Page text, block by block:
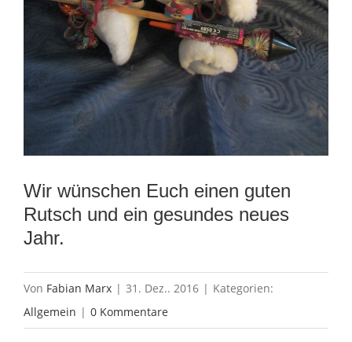
Wir wünschen Euch einen guten
Rutsch und ein gesundes neues
Jahr.
Von Fabian Marx | 31. Dez.. 2016 | Kategorien:
Allgemein | 0 Kommentare